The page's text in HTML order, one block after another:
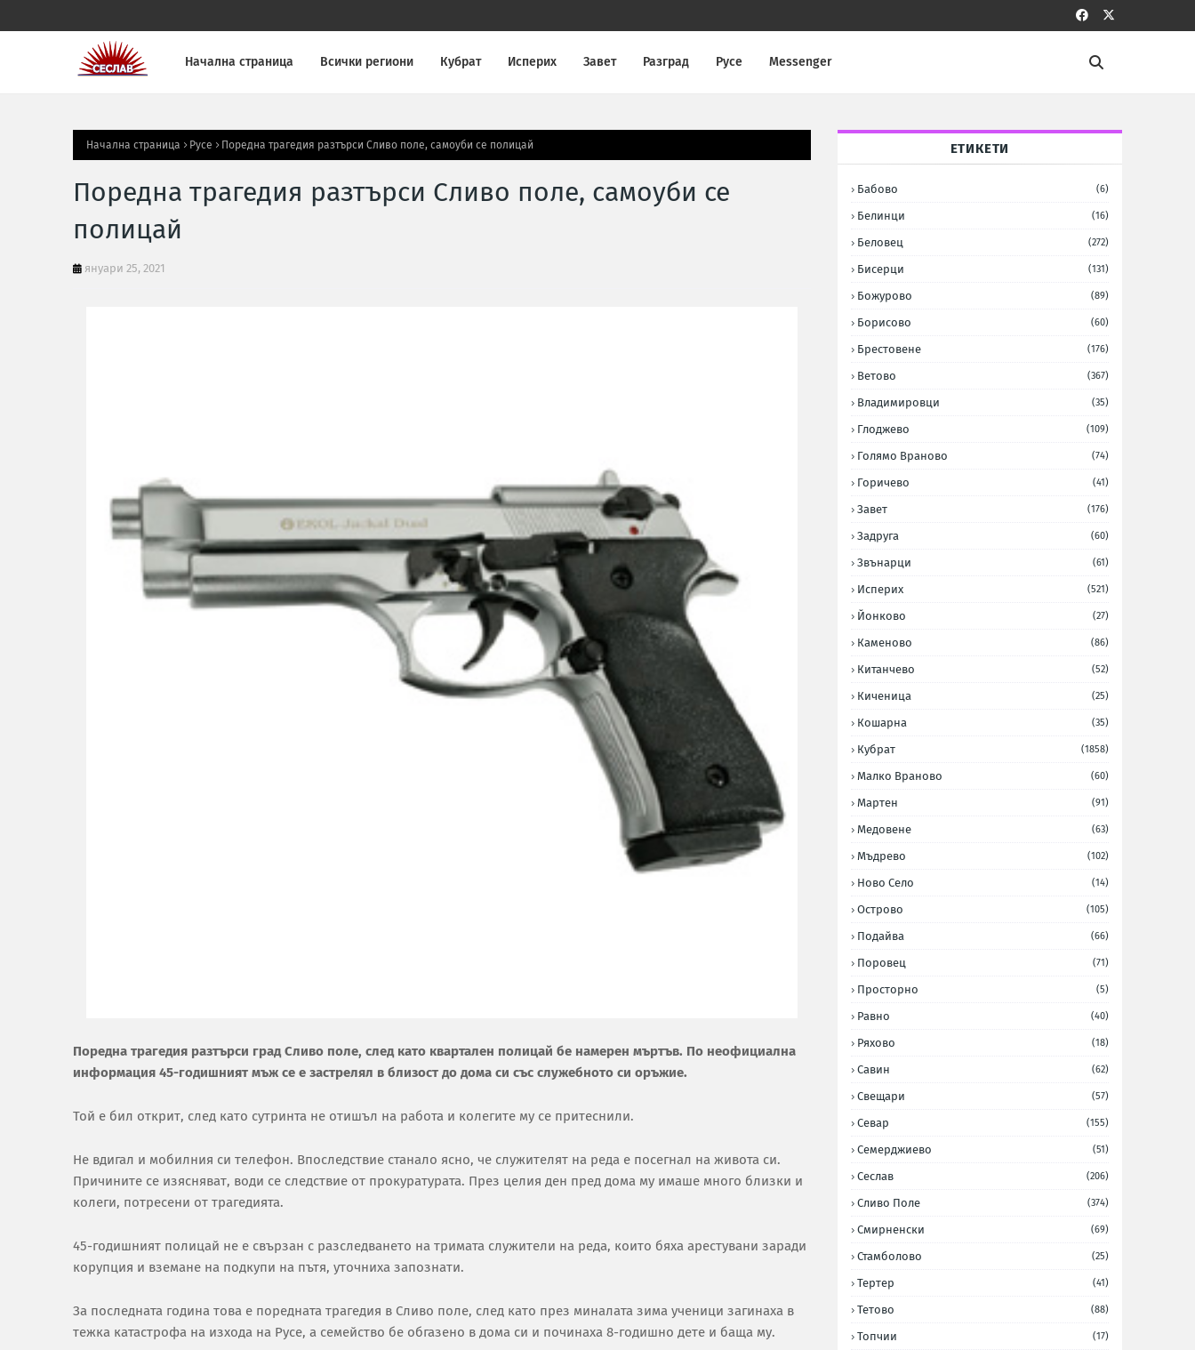
Начална страница Всички региони Кубрат Исперих Завет Разград Русе Messenger
Начална страница Русе Поредна трагедия разтърси Сливо поле, самоуби се полицай
Поредна трагедия разтърси Сливо поле, самоуби се
полицай
януари 25, 2021
Поредна трагедия разтърси град Сливо поле, след като квартален полицай бе намерен мъртъв. По неофициална
информация 45-годишният мъж се е застрелял в близост до дома си със служебното си оръжие.
Той е бил открит, след като сутринта не отишъл на работа и колегите му се притеснили.
Не вдигал и мобилния си телефон. Впоследствие станало ясно, че служителят на реда е посегнал на живота си.
Причините се изясняват, води се следствие от прокуратурата. През целия ден пред дома му имаше много близки и
колеги, потресени от трагедията.
45-годишният полицай не е свързан с разследването на тримата служители на реда, които бяха арестувани заради
корупция и вземане на подкупи на пътя, уточниха запознати.
За последната година това е поредната трагедия в Сливо поле, след като през миналата зима ученици загинаха в
тежка катастрофа на изхода на Русе, а семейство бе обгазено в дома си и починаха 8-годишно дете и баща му.
ЕТИКЕТИ
Бабово (6)
Белинци (16)
Беловец (272)
Бисерци (131)
Божурово (89)
Борисово (60)
Брестовене (176)
Ветово (367)
Владимировци (35)
Глоджево (109)
Голямо Враново (74)
Горичево (41)
Завет (176)
Задруга (60)
Звънарци (61)
Исперих (521)
Йонково (27)
Каменово (86)
Китанчево (52)
Киченица (25)
Кошарна (35)
Кубрат (1858)
Малко Враново (60)
Мартен (91)
Медовене (63)
Мъдрево (102)
Ново Село (14)
Острово (105)
Подайва (66)
Поровец (71)
Просторно (5)
Равно (40)
Ряхово (18)
Савин (62)
Свещари (57)
Севар (155)
Семерджиево (51)
Сеслав (206)
Сливо Поле (374)
Смирненски (69)
Стамболово (25)
Тертер (41)
Тетово (88)
Топчии (17)